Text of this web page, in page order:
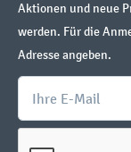
Aktionen und neue
werden. Für die
Adresse angeben.